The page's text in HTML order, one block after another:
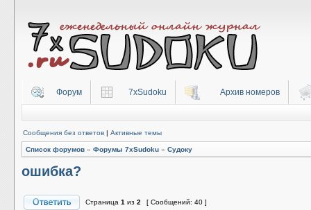
Форум 7xSudoku Архив номеров
Сообщения без ответов | Активные темы
Список форумов » Форумы 7xSudoku » Судоку
ошибка?
Страница 1 из 2
[ Сообщений: 40 ]